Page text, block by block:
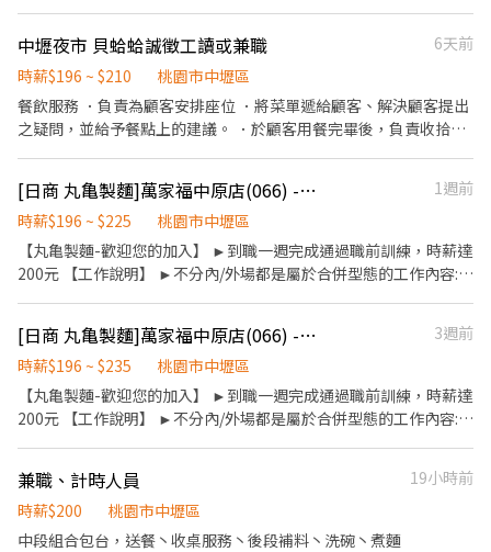
友： https://lin.ee/JefzYJo
內、外場聯繫及顧客諮詢服務 3. 店內環境、座位區清潔整理 4. 收銀
結帳，開店前準備及閉店整理作業 5. 完成主管交付工作 ✅工作時段
中班：12:00~21:00 晚班：18:00~22:30 (排班區間另安排休息時
間，週六、週日有一天可排班者尤佳。) ※彈性排班可討論喔。週六
時以上。 ✅提供免費溫馨員工餐點、停車免擔心，有免費停車場可
停放汽車、摩托車、腳踏車。 ✅歡迎無餐飲工作經驗、對餐飲業有
-------------------------------------- 『加入三澧 成為家人』共同創
造無限可能。 1998年於台灣成立-日商三澧餐飲集團 HUMAX
ASIA，屬於日本Wondertable餐飲集團在台分公司。 深耕台灣多年
的日本與義大利美食連鎖品牌，旗下六大連鎖餐飲品牌包含， ★義
式料理餐廳：BELLINI CAFFÈ、BELLINI Pasta Pasta、MOLINO手
工義大利麵 ★日式鍋物餐廳：Mo-Mo-Paradise壽喜燒 ★日式天婦
羅專門店：天吉屋、吉天麩羅 全台直營店鋪皆位於各大百貨商場，
並持續穩定發展中。 -----------------------------------------------
--------------------------- 【應徵須知】 ①詳閱工作內容後，請審
慎提出應徵申請。 ②履歷初審合適者，將邀請實體面談，初審資格
不符者則不另行通知。 ③錄取的實際任用職稱及薪資，依面談結果
與經驗核定職級。
中壢夜市 貝蛤蛤誠徵工讀或兼職
6天前
時薪$196 ~ $210
桃園市中壢區
餐飲服務 ．負責為顧客安排座位 ．將菜單遞給顧客、解決顧客提出
之疑問，並給予餐點上的建議。 ．於顧客用餐完畢後，負責收拾碗
備和餐具。 ．準備不同餐點所需要的食材。 ．協助測量食材的容量
與重量。 ．負責擺盤、打包外帶服務。
[日商 丸亀製麵]萬家福中原店(066) -長期兼職夥伴/廚助/工讀生/彈性排班
1週前
時薪$196 ~ $225
桃園市中壢區
【丸亀製麵-歡迎您的加入】 ►到職一週完成通過職前訓練，時薪達
200元 【工作說明】 ►不分內/外場都是屬於合併型態的工作內容:
08:30-23:00（面試時請於主管確認排班時間） 【薪資福利】 1. 提
供員工餐 2. 國定假日雙倍薪 3. 提供優秀同仁績效獎金 4. 久任獎金 5.
生日禮卷 6. 滿年資享特休假 7.福委會福利補助 ★★多項福利歡迎您
加入我們★★ 「歡迎喜歡日式餐飲的夥伴加入我們的團隊」
[日商 丸亀製麵]萬家福中原店(066) -長期兼職夥伴/廚助/工讀生/彈性排班
3週前
時薪$196 ~ $235
桃園市中壢區
【丸亀製麵-歡迎您的加入】 ►到職一週完成通過職前訓練，時薪達
200元 【工作說明】 ►不分內/外場都是屬於合併型態的工作內容:
08:30-23:00（面試時請於主管確認排班時間） 【薪資福利】 1. 提
供員工餐 2. 國定假日雙倍薪 3. 提供優秀同仁績效獎金 4. 久任獎金 5.
生日禮卷 6. 滿年資享特休假 7.福委會福利補助 ★★多項福利歡迎您
兼職、計時人員
19小時前
時薪$200
桃園市中壢區
中段組合包台，送餐丶收桌服務丶後段補料丶洗碗丶煮麵